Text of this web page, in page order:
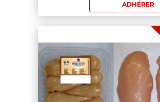
ADHÉRER